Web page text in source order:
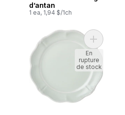
d’antan
1 ea, 1,94 $/1ch
Assiette Plate En Grès Mat au
Ajouter
En
rupture
de stock